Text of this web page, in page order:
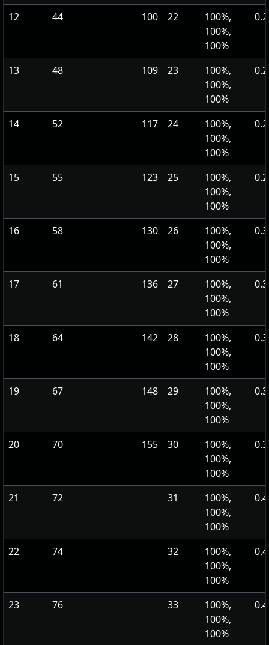
12 44 100 22
100%,
100%,
100%
0.2
13 48 109 23
100%,
100%,
100%
0.2
14 52 117 24
100%,
100%,
100%
0.2
15 55 123 25
100%,
100%,
100%
0.2
16 58 130 26
100%,
100%,
100%
0.3
17 61 136 27
100%,
100%,
100%
0.3
18 64 142 28
100%,
100%,
100%
0.3
19 67 148 29
100%,
100%,
100%
0.3
20 70 155 30
100%,
100%,
100%
0.3
21 72 31
100%,
100%,
100%
0.4
22 74 32
100%,
100%,
100%
0.4
23 76 33
100%,
100%,
100%
0.4